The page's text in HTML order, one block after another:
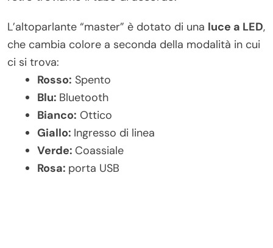
L’altoparlante “master” è dotato di una luce a LED,
che cambia colore a seconda della modalità in cui
ci si trova:
Rosso: Spento
Blu: Bluetooth
Bianco: Ottico
Giallo: Ingresso di linea
Verde: Coassiale
Rosa: porta USB